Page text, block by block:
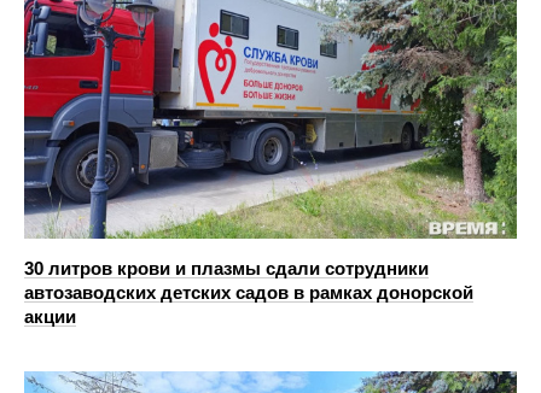
30 литров крови и плазмы сдали сотрудники
автозаводских детских садов в рамках донорской
акции